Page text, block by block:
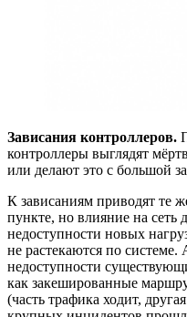
Зависания контроллеров.
контроллеры выглядят
или делают это с большой
К зависаниям приводят те
пункте, но влияние на сеть
недоступности новых
не растекаются по
недоступности
как закешированные
(часть трафика ходит,